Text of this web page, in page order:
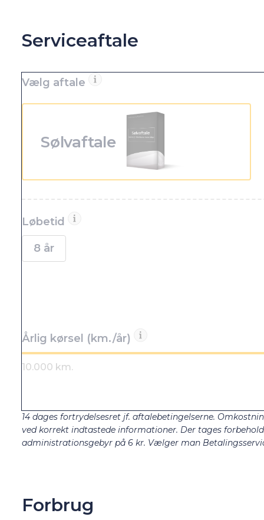
Serviceaftale
Vælg aftale
Sølvaftale
Årlig kørsel (km./år)
Løbetid
8 år
14 dages fortrydelsesret jf. aftalebetingelserne.
ved korrekt indtastede informationer. Der tages
administrationsgebyr på 6 kr. Vælger man
Forbrug